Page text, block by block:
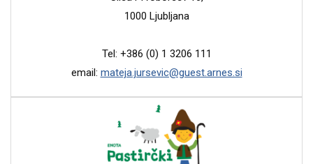
1000 Ljubljana
Tel: +386 (0) 1 3206 111
email: mateja.jursevic@guest.arnes.si